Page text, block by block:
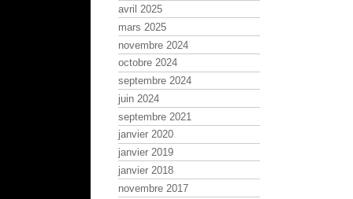
avril 2025
mars 2025
novembre 2024
octobre 2024
septembre 2024
juin 2024
septembre 2021
janvier 2020
janvier 2019
janvier 2018
novembre 2017